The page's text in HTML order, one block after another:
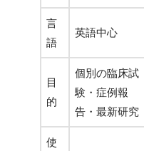
言
語
英語中心
目
的
個別の臨床試
験・症例報
告・最新研究
使